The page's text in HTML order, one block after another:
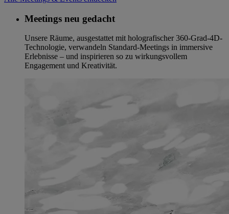
Meetings neu gedacht
Unsere Räume, ausgestattet mit holografischer 360-Grad-4D-
Technologie, verwandeln Standard-Meetings in immersive
Erlebnisse – und inspirieren so zu wirkungsvollem
Engagement und Kreativität.